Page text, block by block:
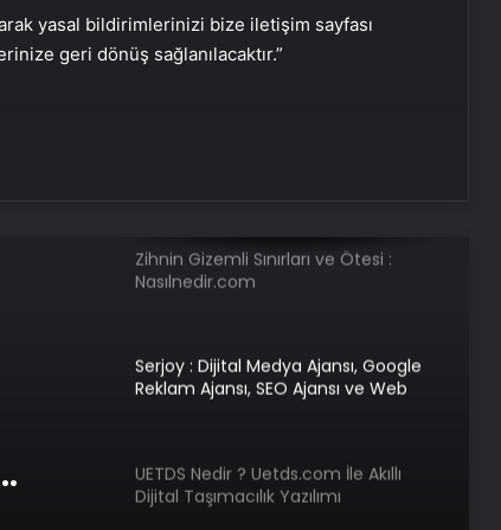
yasal bildirimlerinizi bize iletişim sayfası
geri dönüş sağlanılacaktır.”
25 Yıllık Miras Davasında Gözler
Temmuz Ayındaki Karar
Zihnin Gizemli Sınırları ve Ötesi :
Nasılnedir.com
Serjoy : Dijital Medya Ajansı, Google
Reklam Ajansı, SEO Ajansı ve Web
UETDS Nedir ? Uetds.com İle Akıllı
Dijital Taşımacılık Yazılımı